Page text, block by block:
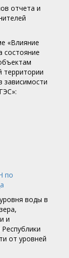
отчета и
«Влияние
состояние
территории
зависимости
по
воды в
и
от уровней